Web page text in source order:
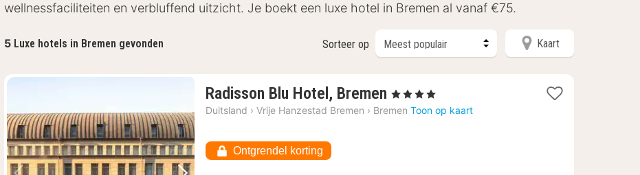
wellnessfaciliteiten en verbluffend uitzicht. Je boekt een luxe hotel in Bremen al vanaf €75.
5 Luxe hotels in Bremen gevonden Sorteer op Kaart
Radisson Blu Hotel, Bremen 1
nacht
, 4 Sterren
Duitsland › Vrije Hanzestad Bremen › Bremen Toon op kaart
Ontgrendel korting